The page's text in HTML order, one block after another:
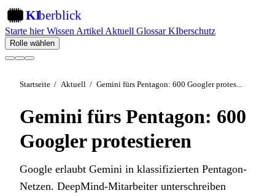
KIberblick
Starte hierWissen Artikel Aktuell GlossarKIberschutz
Rolle wählen
Startseite / Aktuell / Gemini fürs Pentagon: 600 Googler protes...
Gemini fürs Pentagon: 600
Googler protestieren
Google erlaubt Gemini in klassifizierten Pentagon-
Netzen. DeepMind-Mitarbeiter unterschreiben